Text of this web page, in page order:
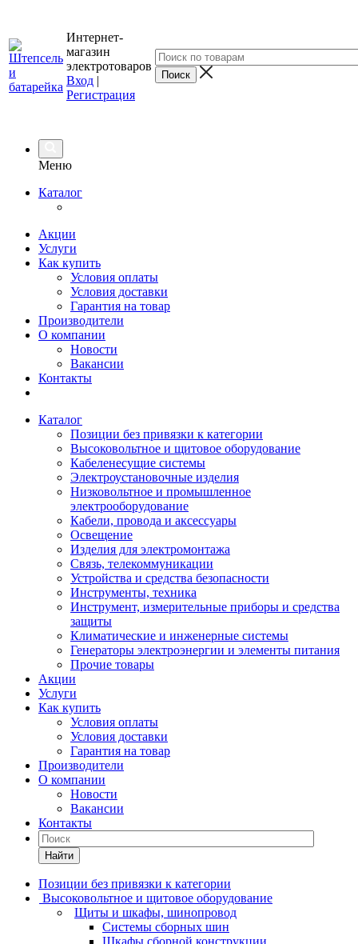
Интернет-
магазин
электротоваров
Вход |
Регистрация
Меню
Каталог
Акции
Услуги
Как купить
Условия оплаты
Условия доставки
Гарантия на товар
Производители
О компании
Новости
Вакансии
Контакты
Каталог
Позиции без привязки к категории
Высоковольтное и щитовое оборудование
Кабеленесущие системы
Электроустановочные изделия
Низковольтное и промышленное
электрооборудование
Кабели, провода и аксессуары
Освещение
Изделия для электромонтажа
Связь, телекоммуникации
Устройства и средства безопасности
Инструменты, техника
Инструмент, измерительные приборы и средства
защиты
Климатические и инженерные системы
Генераторы электроэнергии и элементы питания
Прочие товары
Акции
Услуги
Как купить
Условия оплаты
Условия доставки
Гарантия на товар
Производители
О компании
Новости
Вакансии
Контакты
Найти
Позиции без привязки к категории
Высоковольтное и щитовое оборудование
Щиты и шкафы, шинопровод
Системы сборных шин
Шкафы сборной конструкции